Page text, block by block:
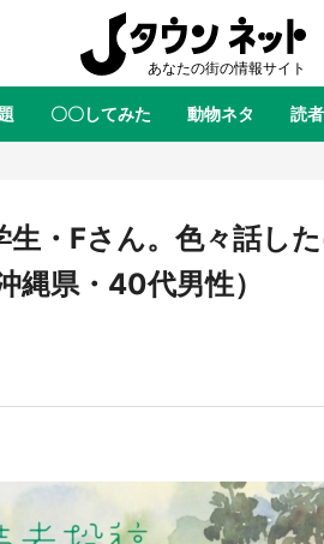
全国 全国
東北 青森 岩手
関東 茨城
徳島 香川
〇〇してみた 動物ネタ 読
あの時はありがとう 物語がはじ
スが栃木県を征
【7／31～1／31】
『薬屋のひとりご
に入り込む 六本
ラボ、本邦初公開
生・Fさん。色々話し
縄県・40代男性）